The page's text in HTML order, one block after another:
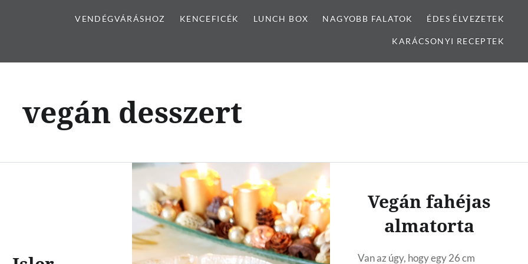
VENDÉGVÁRÁSHOZ KENCEFICÉK LUNCH BOX NAGYOBB FALATOK ÉDES ÉLVEZETEK
KARÁCSONYI RECEPTEK
vegán desszert
Vegán fahéjas
almatorta
Van az úgy, hogy egy 26 cm